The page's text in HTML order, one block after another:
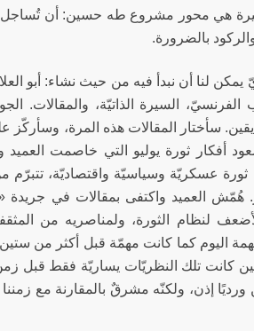
هي محور مشروع طه حسين: أن تُساجل
بالضرورة.
لنا أن نبدأ فيه من حيث نشاء: أبو العلاء
الفرنسيّ، السيرة الذاتيّة، والمقالات.
سأختار المقالات هذه المرة، وسأركّز
أفكار ثورة يوليو التي خاصمت
عسكريّة وسياسيّة واقتصاديّة، تتبرّم
هُمّش العميد واكتفى بمقالات في جريدة
لنظام الثورة، ولمناصريه من
اليوم كما كانت مهمّة قبل أكثر من
كانت تلك النظريّات يساريّة فقط قبل زمن
ورديًا إذن، ولكنّه مشرقٌ بالمقارنة مع